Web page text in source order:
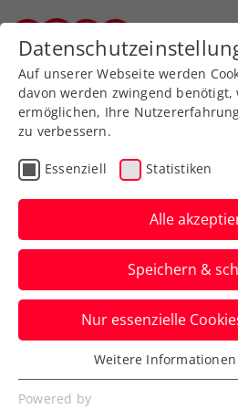
Zurück zur Newsübersicht
Turniere
ATP Acapulco:
Mexikanisches
Titelmärchen –
Erler/Miedler
Nervenstärke
Triumph
Das ÖTV-Davis-Cup-Duo
Auf unserer Webseite werden
davon werden zwingend
ermöglichen, Ihre
zu verbessern.
Essenziell Statistiken
Alle
Speichern &
Nur essenzielle
Essenziell
Essenzielle Cookies werden für
Weitere
Powered by